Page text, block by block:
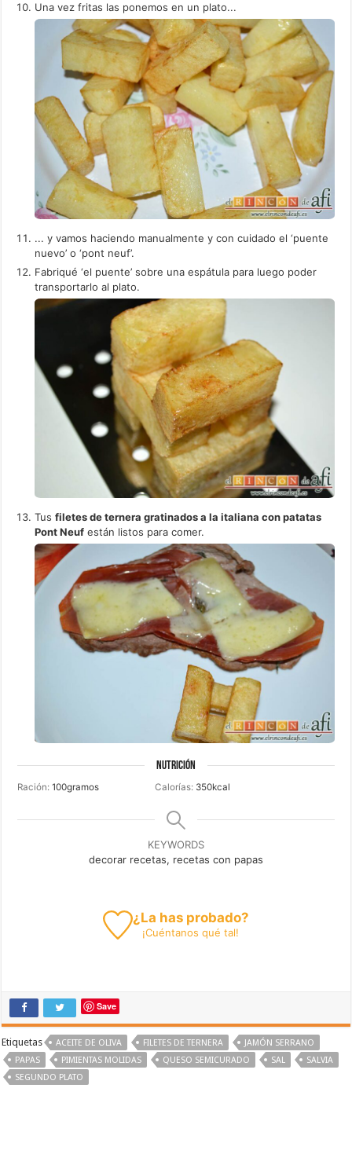
Una vez fritas las ponemos en un plato...
... y vamos haciendo manualmente y con cuidado el ‘puente
nuevo’ o ‘pont neuf’.
Fabriqué ‘el puente’ sobre una espátula para luego poder
transportarlo al plato.
Tusfiletes de ternera gratinados a la italiana con patatas
Pont Neuf están listos para comer.
NUTRICIÓN
Ración:100gramos Calorías: 350kcal
KEYWORDS
decorar recetas, recetas con papas
¿La has probado?
¡Cuéntanos qué tal!
Save
Etiquetas ACEITE DE OLIVA FILETES DE TERNERA
JAMÓN SERRANO
PAPAS
PIMIENTAS MOLIDAS QUESO SEMICURADO SAL
SALVIA
SEGUNDO PLATO